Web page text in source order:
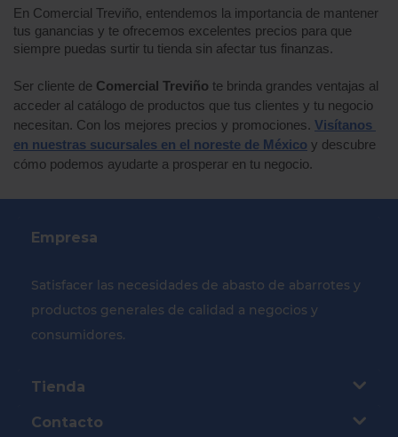
En Comercial Treviño, entendemos la importancia de mantener
tus ganancias y te ofrecemos excelentes precios para que
siempre puedas surtir tu tienda sin afectar tus finanzas.
Ser cliente de Comercial Treviño te brinda grandes ventajas al
acceder al catálogo de productos que tus clientes y tu negocio
necesitan. Con los mejores precios y promociones. Visítanos
en nuestras sucursales en el noreste de México y descubre
cómo podemos ayudarte a prosperar en tu negocio.
Empresa
Satisfacer las necesidades de abasto de abarrotes y
productos generales de calidad a negocios y
consumidores.
Tienda
Contacto